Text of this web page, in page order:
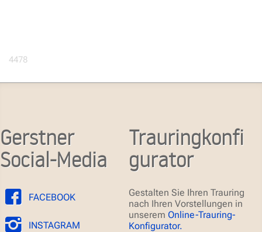
4478
Gerstner
Social-Media
FACEBOOK
INSTAGRAM
Trauringkonfi
gurator
Gestalten Sie Ihren Trauring
nach Ihren Vorstellungen in
unserem Online-Trauring-
Konfigurator.